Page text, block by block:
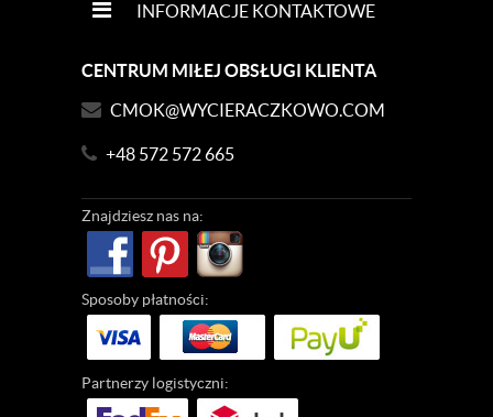
INFORMACJE KONTAKTOWE
CENTRUM MIŁEJ OBSŁUGI KLIENTA
CMOK@WYCIERACZKOWO.COM
+48 572 572 665
Znajdziesz nas na:
Sposoby płatności:
Partnerzy logistyczni: